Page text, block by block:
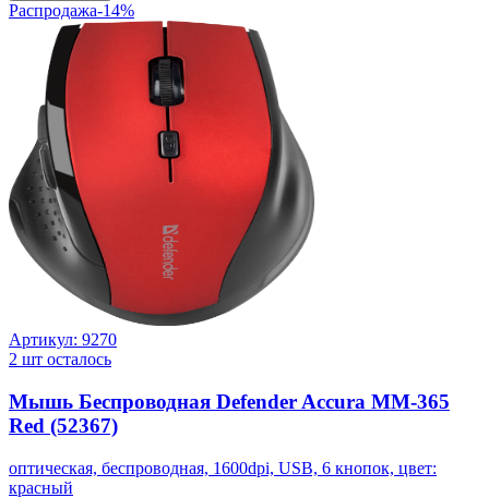
Распродажа-14%
Артикул: 9270
2 шт осталось
Мышь Беспроводная Defender Accura MM-365
Red (52367)
оптическая, беспроводная, 1600dpi, USB, 6 кнопок, цвет:
красный